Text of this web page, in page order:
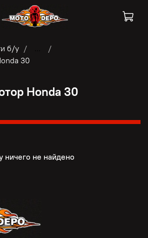
б/у
30
Honda 30
ничего не найдено